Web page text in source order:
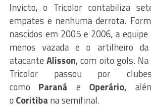
Invicto, o Tricolor contabiliza
empates e nenhuma derrota.
nascidos em 2005 e 2006, a
menos vazada e o artilheiro da
atacante Alisson, com oito gols.
Tricolor passou por
como Paraná e Operário,
o Coritiba na semifinal.